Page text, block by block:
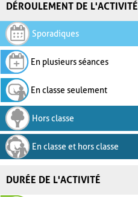
DÉROULEMENT DE L'ACTIVITÉ
Sporadiques
En plusieurs séances
En classe seulement
Hors classe
En classe et hors classe
DURÉE DE L'ACTIVITÉ